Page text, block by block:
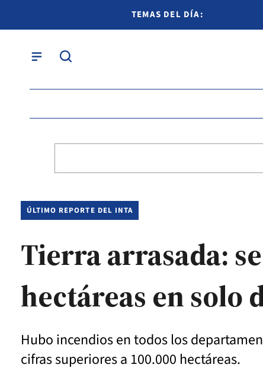
TEMAS DEL DÍA:
ÚLTIMO REPORTE DEL INTA
Tierra arrasada:
hectáreas en solo
Hubo incendios en todos los
cifras superiores a 100.000 hectáreas.